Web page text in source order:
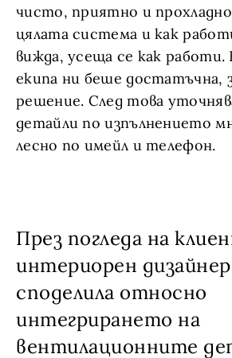
чисто, приятно и
цялата система и как
вижда, усеща се как работи.
екипа ни беше достатъчна,
решение. След това
детайли по изпълнението
лесно по имейл и телефон.
През погледа на
интериорен
споделила относно
интегрирането на
вентилационните